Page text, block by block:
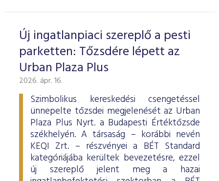
Új ingatlanpiaci szereplő a pesti
parketten: Tőzsdére lépett az
Urban Plaza Plus
2026. ápr. 16.
Szimbolikus kereskedési csengetéssel
ünnepelte tőzsdei megjelenését az Urban
Plaza Plus Nyrt. a Budapesti Értéktőzsde
székhelyén. A társaság – korábbi nevén
KEQI Zrt. – részvényei a BÉT Standard
kategóriájába kerültek bevezetésre, ezzel
új szereplő jelent meg a hazai